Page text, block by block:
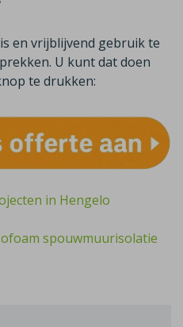
en vrijblijvend gebruik te
U kunt dat doen
te drukken:
in Hengelo
spouwmuurisolatie